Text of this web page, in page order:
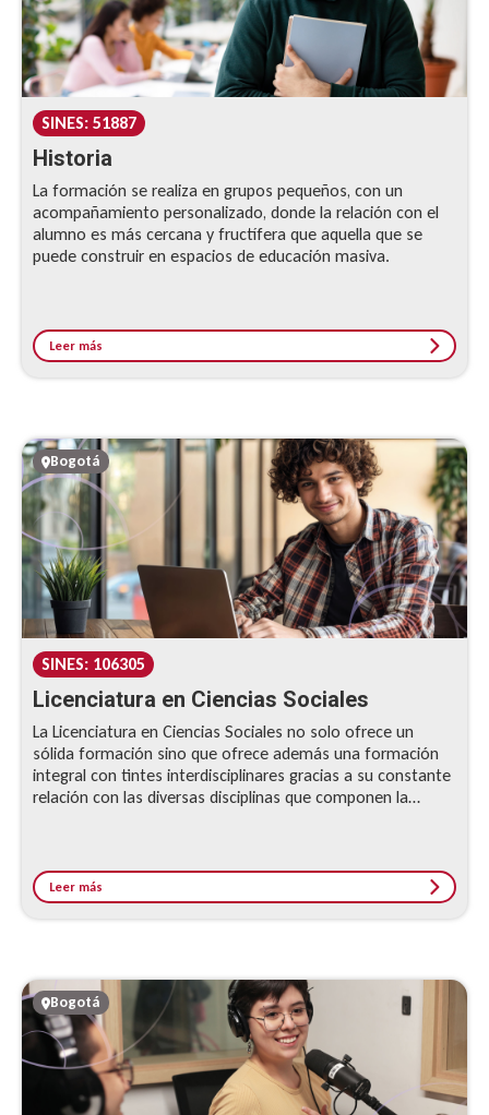
SINES: 51887
Historia
La formación se realiza en grupos pequeños, con un
acompañamiento personalizado, donde la relación con el
alumno es más cercana y fructífera que aquella que se
puede construir en espacios de educación masiva.
Leer más
Bogotá
SINES: 106305
Licenciatura en Ciencias Sociales
La Licenciatura en Ciencias Sociales no solo ofrece un
sólida formación sino que ofrece además una formación
integral con tintes interdisciplinares gracias a su constante
relación con las diversas disciplinas que componen la
Leer más
Bogotá